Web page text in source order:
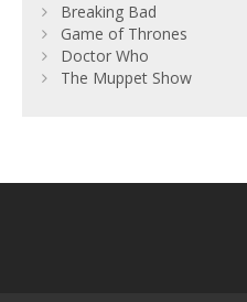
Breaking Bad
Game of Thrones
Doctor Who
The Muppet Show